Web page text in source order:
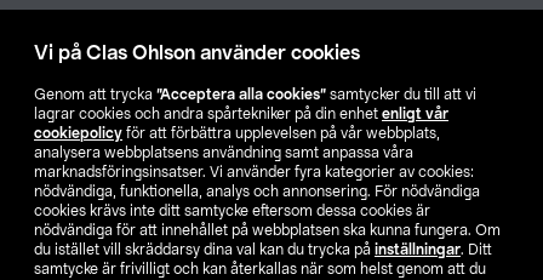
Vi på Clas Ohlson använder cookies
Genom att trycka ”Acceptera alla cookies” samtycker du till att vi
lagrar cookies och andra spårtekniker på din enhet enligt vår
cookiepolicy för att förbättra upplevelsen på vår webbplats,
analysera webbplatsens användning samt anpassa våra
marknadsföringsinsatser. Vi använder fyra kategorier av cookies:
nödvändiga, funktionella, analys och annonsering. För nödvändiga
cookies krävs inte ditt samtycke eftersom dessa cookies är
nödvändiga för att innehållet på webbplatsen ska kunna fungera. Om
du istället vill skräddarsy dina val kan du trycka på inställningar. Ditt
samtycke är frivilligt och kan återkallas när som helst genom att du
Hitta butik
SE NO FI